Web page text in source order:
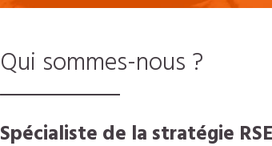
Qui sommes-nous ?
Spécialiste de la stratégie